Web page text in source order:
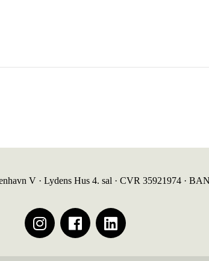
V · Lydens Hus 4. sal · CVR 35921974 ·